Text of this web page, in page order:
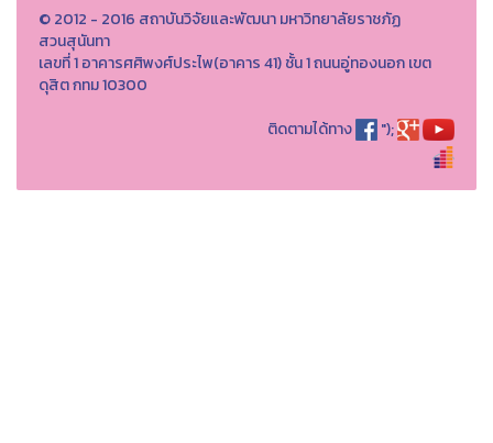
© 2012 - 2016 สถาบันวิจัยและพัฒนา มหาวิทยาลัยราชภัฏ
สวนสุนันทา
เลขที่ 1 อาคารศศิพงศ์ประไพ(อาคาร 41) ชั้น 1 ถนนอู่ทองนอก เขต
ดุสิต กทม 10300
ติดตามได้ทาง
");